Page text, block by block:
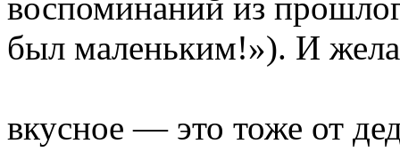
был маленьким!»). И
вкусное — это тоже от